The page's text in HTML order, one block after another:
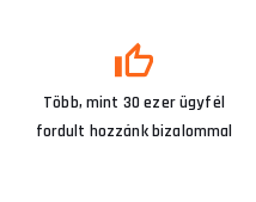
Több, mint 30 ezer ügyfél
fordult hozzánk bizalommal